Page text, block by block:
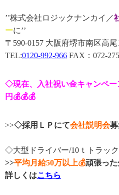
’’株式会社ロジックナンカイ／
ーに’’
〒590-0157 大阪府堺市南区高尾
TEL:0120-992-966 FAX：072-
◇現在、入社祝い金キャンペー
円💰💰💰
>>◇採用ＬＰにて会社説明会
◇大型ドライバー/10ｔトラッ
>>平均月給50万以上💰頑張っ
詳しくはこちら